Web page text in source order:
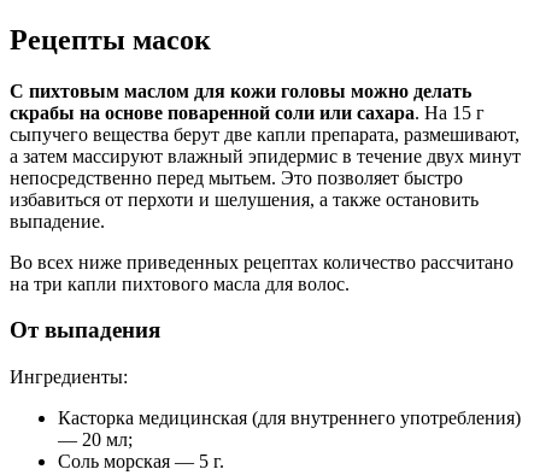
Рецепты масок
С пихтовым маслом для кожи головы можно делать
скрабы на основе поваренной соли или сахара. На 15 г
сыпучего вещества берут две капли препарата, размешивают,
а затем массируют влажный эпидермис в течение двух минут
непосредственно перед мытьем. Это позволяет быстро
избавиться от перхоти и шелушения, а также остановить
выпадение.
Во всех ниже приведенных рецептах количество рассчитано
на три капли пихтового масла для волос.
От выпадения
Ингредиенты:
Касторка медицинская (для внутреннего употребления)
— 20 мл;
Соль морская — 5 г.